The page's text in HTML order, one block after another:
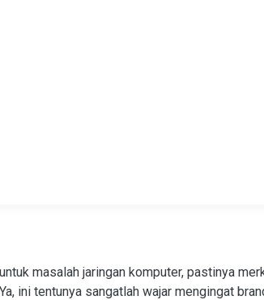
masalah jaringan komputer, pastinya
ini tentunya sangatlah wajar mengingat